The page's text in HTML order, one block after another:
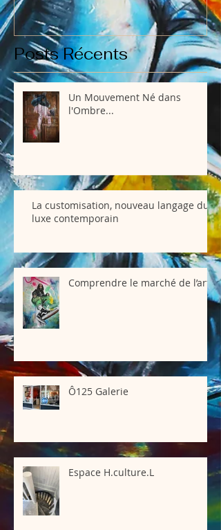
Posts Récents
Un Mouvement Né dans
l'Ombre...
La customisation, nouveau langage du
luxe contemporain
Comprendre le marché de l’art
Ô125 Galerie
Espace H.culture.L